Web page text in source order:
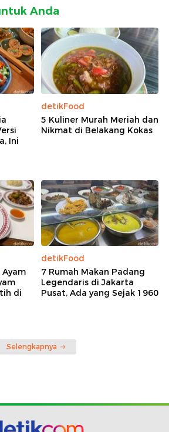
Anda
Ini
detikFood
5 Kuliner Murah Meriah dan
Nikmat di Belakang Kokas
Ayam
di
detikFood
7 Rumah Makan Padang
Legendaris di Jakarta
Pusat, Ada yang Sejak 1960
Selengkapnya